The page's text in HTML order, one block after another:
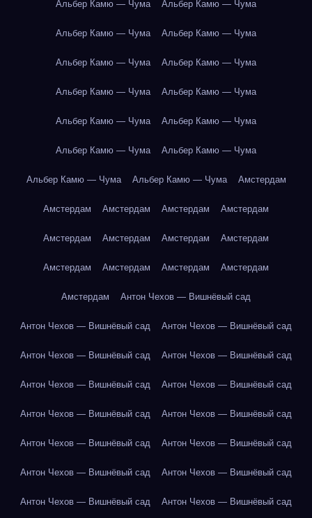
Альбер Камю — Чума Альбер Камю — Чума
Альбер Камю — Чума Альбер Камю — Чума
Альбер Камю — Чума Альбер Камю — Чума
Альбер Камю — Чума Альбер Камю — Чума
Альбер Камю — Чума Альбер Камю — Чума
Альбер Камю — Чума Альбер Камю — Чума
Альбер Камю — Чума Альбер Камю — Чума Амстердам
Амстердам Амстердам Амстердам Амстердам
Амстердам Амстердам Амстердам Амстердам
Амстердам Амстердам Амстердам Амстердам
Амстердам Антон Чехов — Вишнёвый сад
Антон Чехов — Вишнёвый сад Антон Чехов — Вишнёвый сад
Антон Чехов — Вишнёвый сад Антон Чехов — Вишнёвый сад
Антон Чехов — Вишнёвый сад Антон Чехов — Вишнёвый сад
Антон Чехов — Вишнёвый сад Антон Чехов — Вишнёвый сад
Антон Чехов — Вишнёвый сад Антон Чехов — Вишнёвый сад
Антон Чехов — Вишнёвый сад Антон Чехов — Вишнёвый сад
Антон Чехов — Вишнёвый сад Антон Чехов — Вишнёвый сад